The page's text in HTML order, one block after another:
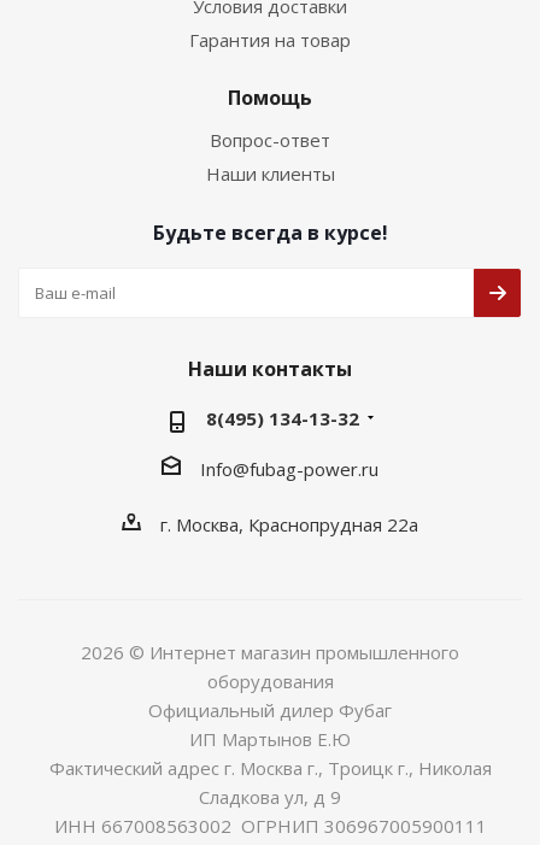
Условия доставки
Гарантия на товар
Помощь
Вопрос-ответ
Наши клиенты
Будьте всегда в курсе!
Наши контакты
8(495) 134-13-32
Info@fubag-power.ru
г. Москва, Краснопрудная 22а
2026 © Интернет магазин промышленного
оборудования
Официальный дилер Фубаг
ИП Мартынов Е.Ю
Фактический адрес г. Москва г., Троицк г., Николая
Сладкова ул, д 9
ИНН 667008563002 ОГРНИП 306967005900111